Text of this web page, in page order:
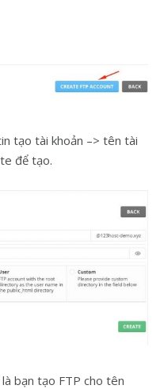
tạo tài khoản –> tên tài
để tạo.
bạn tạo FTP cho tên